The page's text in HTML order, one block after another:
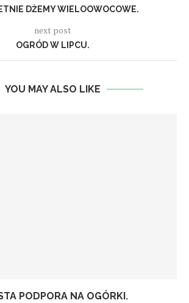
DŻEMY WIELOOWOCOWE.
next post
OGRÓD W LIPCU.
YOU MAY ALSO LIKE
PODPORA NA OGÓRKI.